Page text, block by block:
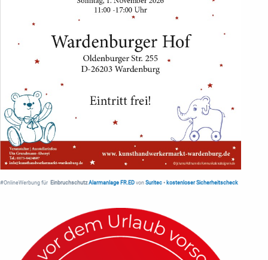
#OnlineWerbung für Einbruchschutz Alarmanlage FR.ED von Suritec • kostenloser Sicherheitscheck